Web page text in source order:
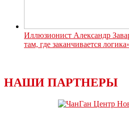
Иллюзионист Александр
там, где заканчивается
НАШИ ПАРТНЕРЫ